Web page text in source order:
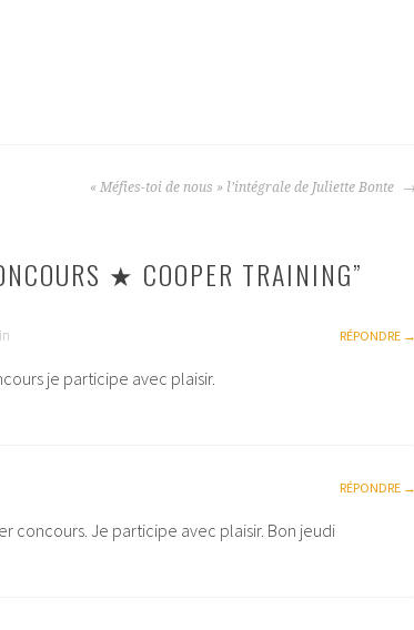
« Méfies-toi de nous » l’intégrale de Juliette Bonte
★ COOPER TRAINING”
RÉPONDRE
je participe avec plaisir.
RÉPONDRE
concours. Je participe avec plaisir. Bon jeudi